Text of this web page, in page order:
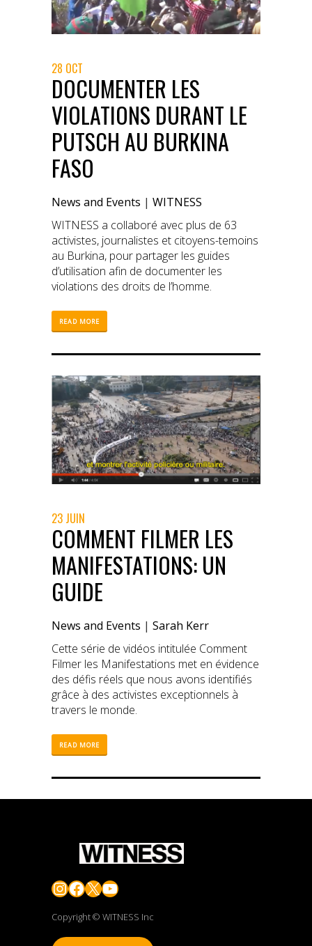
28 OCT
DOCUMENTER LES
VIOLATIONS DURANT LE
PUTSCH AU BURKINA
FASO
News and Events | WITNESS
WITNESS a collaboré avec plus de 63
activistes, journalistes et citoyens-temoins
au Burkina, pour partager les guides
d’utilisation afin de documenter les
violations des droits de l’homme.
READ MORE
23 JUIN
COMMENT FILMER LES
MANIFESTATIONS: UN
GUIDE
News and Events | Sarah Kerr
Cette série de vidéos intitulée Comment
Filmer les Manifestations met en évidence
des défis réels que nous avons identifiés
grâce à des activistes exceptionnels à
travers le monde.
READ MORE
Instagram
Facebook
X YouTube
Copyright © WITNESS Inc